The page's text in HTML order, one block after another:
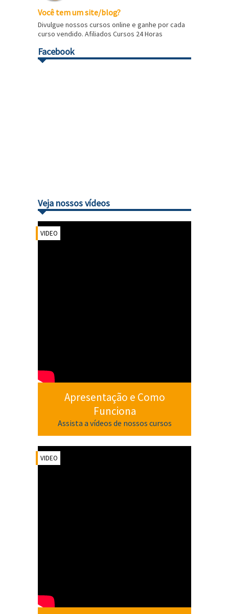
Você tem um site/blog?
Divulgue nossos cursos online e ganhe por cada
curso vendido. Afiliados Cursos 24 Horas
Facebook
Veja nossos vídeos
VIDEO
Apresentação e Como
Funciona
Assista a vídeos de nossos cursos
VIDEO